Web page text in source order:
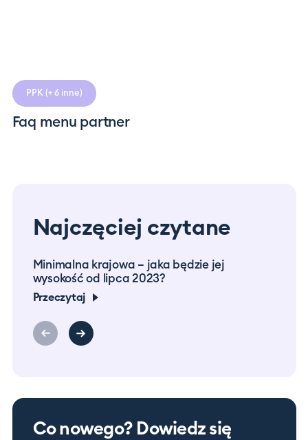
PPK (+ 6 inne)
Faq menu partner
Najczęciej czytane
Minimalna krajowa – jaka będzie jej
wysokość od lipca 2023?
Przeczytaj
Co nowego? Dowiedz się